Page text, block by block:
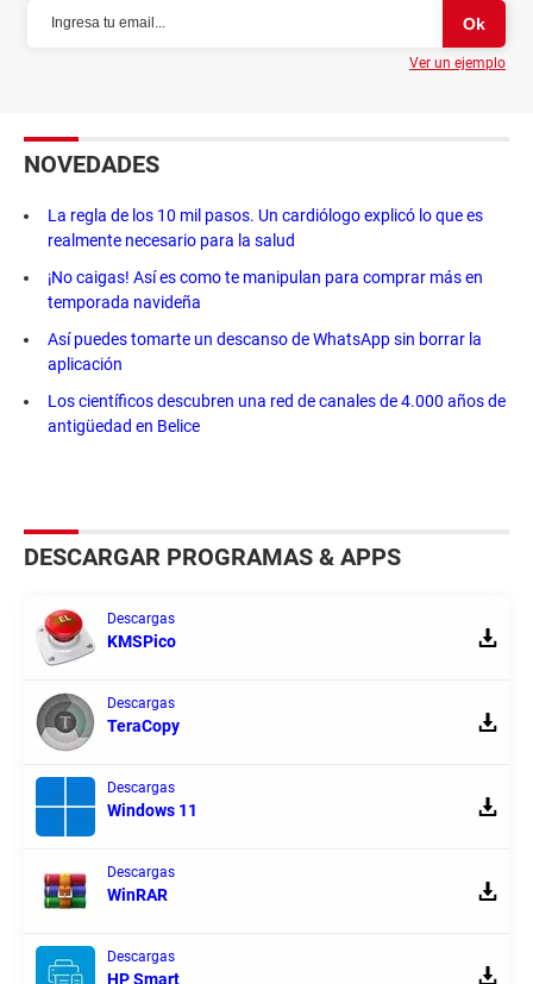
Ver un ejemplo
NOVEDADES
La regla de los 10 mil pasos. Un cardiólogo explicó lo que es
realmente necesario para la salud
¡No caigas! Así es como te manipulan para comprar más en
temporada navideña
Así puedes tomarte un descanso de WhatsApp sin borrar la
aplicación
Los científicos descubren una red de canales de 4.000 años de
antigüedad en Belice
DESCARGAR PROGRAMAS & APPS
Descargas
KMSPico
Descargas
TeraCopy
Descargas
Windows 11
Descargas
WinRAR
Descargas
HP Smart